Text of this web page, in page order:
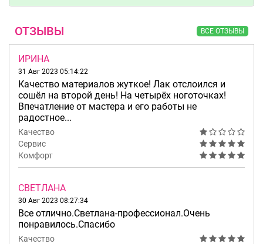
ОТЗЫВЫ ВСЕ ОТЗЫВЫ
ИРИНА
31 Авг 2023 05:14:22
Качество материалов жуткое! Лак отслоился и
сошёл на второй день! На четырёх ноготочках!
Впечатление от мастера и его работы не
радостное...
Качество
Сервис
Комфорт
СВЕТЛАНА
30 Авг 2023 08:27:34
Все отлично.Светлана-профессионал.Очень
понравилось.Спасибо
Качество